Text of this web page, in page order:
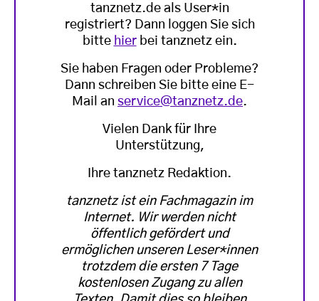
tanznetz.de als User*in
registriert? Dann loggen Sie sich
bitte hierbei tanznetz ein.
Sie haben Fragen oder Probleme?
Dann schreiben Sie bitte eine E-
Mail an service@tanznetz.de.
Vielen Dank für Ihre
Unterstützung,
Ihre tanznetz Redaktion.
tanznetz ist ein Fachmagazin im
Internet. Wir werden nicht
öffentlich gefördert und
ermöglichen unseren Leser*innen
trotzdem die ersten 7 Tage
kostenlosen Zugang zu allen